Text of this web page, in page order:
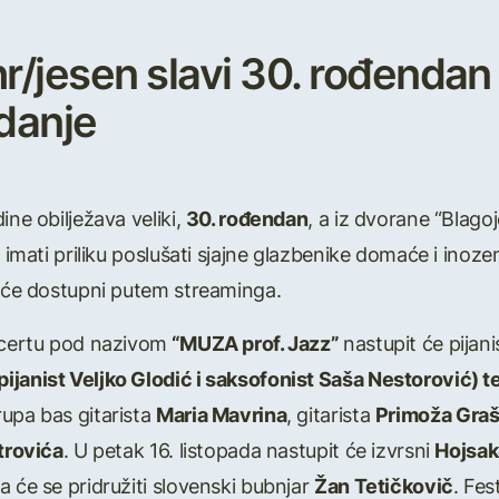
jesen slavi 30.
obilježava veliki, 30. rođendan, a iz dvorane
priliku poslušati sjajne glazbenike domaće i
dostupni putem streaminga.
pod nazivom “MUZA prof. Jazz”nastupit će
Veljko Glodić i saksofonist Saša Nestorović)
bas gitarista Maria Mavrina, gitarista Primoža
. U petak 16. listopada nastupit će izvrsni
će se pridružiti slovenski bubnjarŽan Tetičkovič.